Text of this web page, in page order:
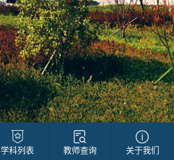
学科列表 教师查询 关于我们